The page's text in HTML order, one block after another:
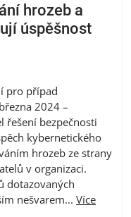
hrozeb a
úspěšnost
pro případ
2024 –
řešení bezpečnosti
kybernetického
hrozeb ze strany
v organizaci.
dotazovaných
nešvarem... Více